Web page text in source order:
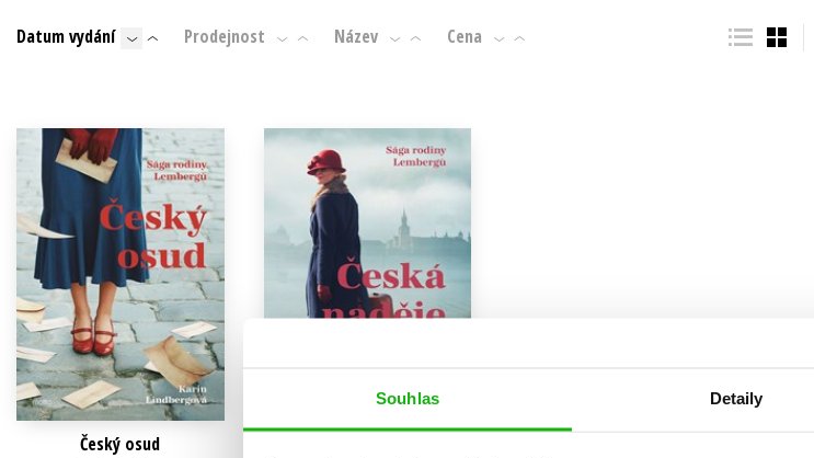
Souhlas Detaily
Beletrie pro děti
Byznys a ekonomie
Jazyky
Komiks
Populárně - naučné pro děti
Datum vydání Prodejnost Název Cena
Český osud